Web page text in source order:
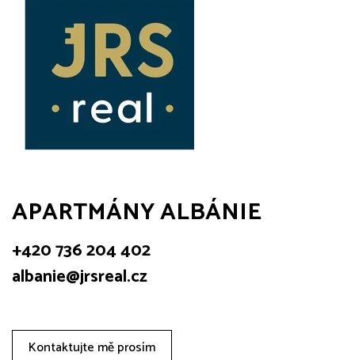
APARTMÁNY ALBÁNIE
+420 736 204 402
albanie@jrsreal.cz
Kontaktujte mě prosím